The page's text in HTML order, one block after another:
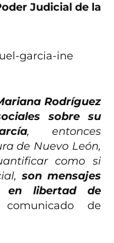
Judicial de la
Rodríguez
sobre su
, entonces
de Nuevo León,
como si
son mensajes
libertad de
de